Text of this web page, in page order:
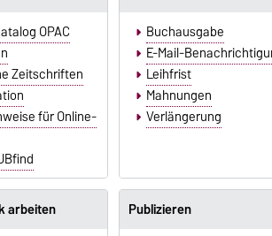
OPAC
Zeitschriften
für Online-
Buchausgabe
E-Mail-
Leihfrist
Mahnungen
Verlängerung
arbeiten
Publizieren